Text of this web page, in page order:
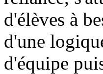
d'élèves à
d'une
d'équipe